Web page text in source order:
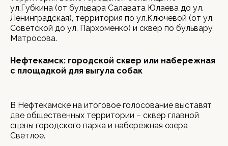
ул.Губкина (от бульвара Салавата Юлаева до ул.
Ленинградская), территория по ул.Ключевой (от ул.
Советской до ул. Пархоменко) и сквер по бульвару
Матросова.
Нефтекамск: городской сквер или набережная
с площадкой для выгула собак
В Нефтекамске на итоговое голосование выставят
две общественных территории – сквер главной
сцены городского парка и набережная озера
Светлое.